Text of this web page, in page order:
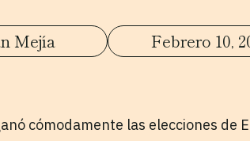
Mejía Febrero 10,
cómodamente las elecciones de